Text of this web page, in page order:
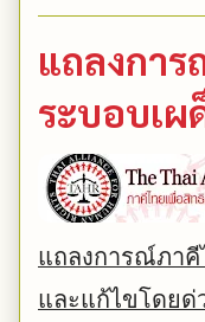
แถลงกา
ระบอบเ
แถลงการณ์ภาคี
และแก้ไขโดยด่